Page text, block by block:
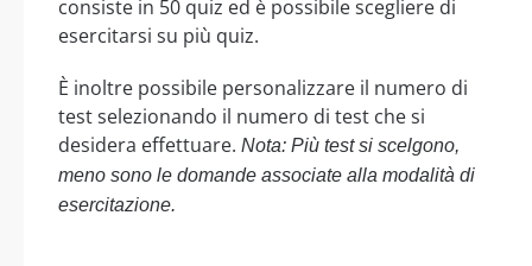
consiste in 50 quiz ed è possibile scegliere di
esercitarsi su più quiz.
È inoltre possibile personalizzare il numero di
test selezionando il numero di test che si
desidera effettuare. Nota: Più test si scelgono,
meno sono le domande associate alla modalità di
esercitazione.